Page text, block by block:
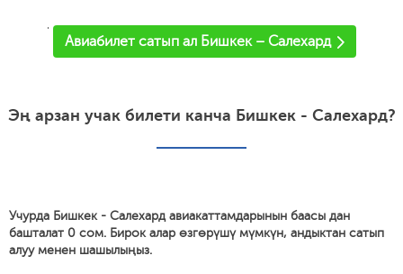
'
Авиабилет сатып ал Бишкек – Салехард
Эң арзан учак билети канча Бишкек - Салехард?
Учурда Бишкек - Салехард авиакаттамдарынын баасы дан
башталат 0 сом. Бирок алар өзгөрүшү мүмкүн, андыктан сатып
алуу менен шашылыңыз.